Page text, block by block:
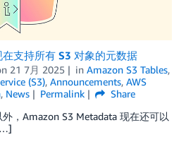
支持所有 S3 对象的元数据
21 7月 2025 in Amazon S3 Tables,
(S3), Announcements, AWS
, News Permalink
Share
，Amazon S3 Metadata 现在还可以